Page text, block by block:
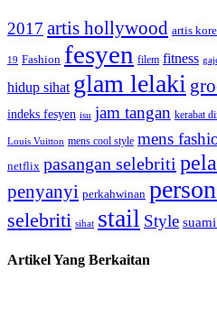
2017 artis hollywood artis
19 Fashion fesyen filem fitness
hidup sihat glam lelaki
indeks fesyen isu jam tangan kerabat
Louis Vuitton mens cool style mens
netflix pasangan selebriti
penyanyi perkahwinan
selebriti sihat stail Style
Artikel Yang Berkaitan